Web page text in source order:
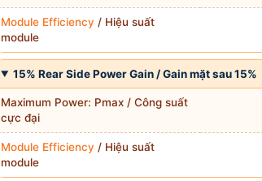
Module Efficiency / Hiệu suất
module
15% Rear Side Power Gain / Gain mặt sau 15%
Maximum Power: Pmax / Công suất
cực đại
Module Efficiency / Hiệu suất
module